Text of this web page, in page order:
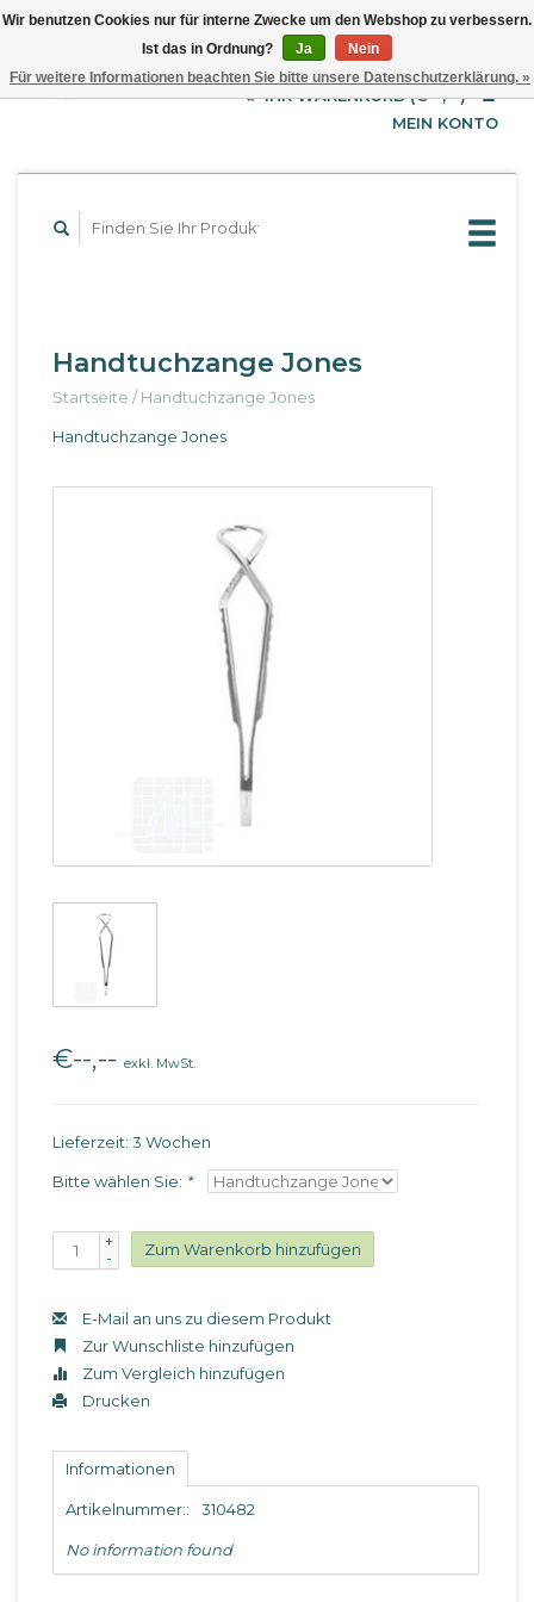
EUR
GBP
USD
English
Français
IHR WARENKORB (€--,--)
MEIN KONTO
Handtuchzange Jones
Startseite /Handtuchzange Jones
Handtuchzange Jones
€--,-- exkl. MwSt.
Lieferzeit: 3 Wochen
Bitte wählen Sie: *
+
-
Zum Warenkorb hinzufügen
E-Mail an uns zu diesem Produkt
Zur Wunschliste hinzufügen
Zum Vergleich hinzufügen
Drucken
Informationen
Artikelnummer:: 310482
No information found
Wir benutzen Cookies nur für interne Zwecke um den Webshop zu verbessern.
Ist das in Ordnung?
Ja
Nein
Für weitere Informationen beachten Sie bitte unsere Datenschutzerklärung. »